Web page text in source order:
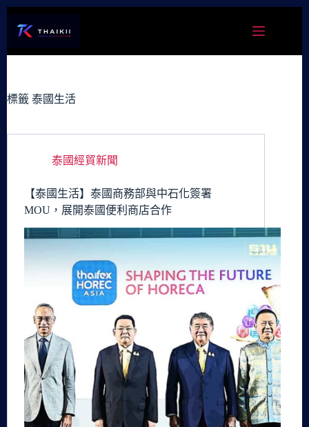
容
標籤 泰國生活
泰國經貿新聞
【泰國生活】泰國商務部與中石化簽署
MOU，展開泰國便利商店合作